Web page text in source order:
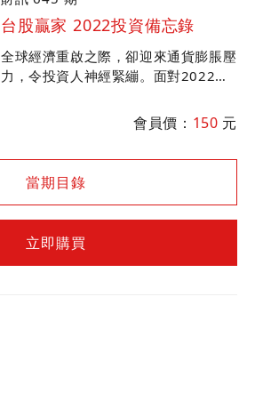
台股贏家 2022投資備忘錄
全球經濟重啟之際，卻迎來通貨膨脹壓
力，令投資人神經緊繃。面對2022年
錄」完全解析影響新年度的投資變數，
會員價： 150 元
當期目錄
立即購買